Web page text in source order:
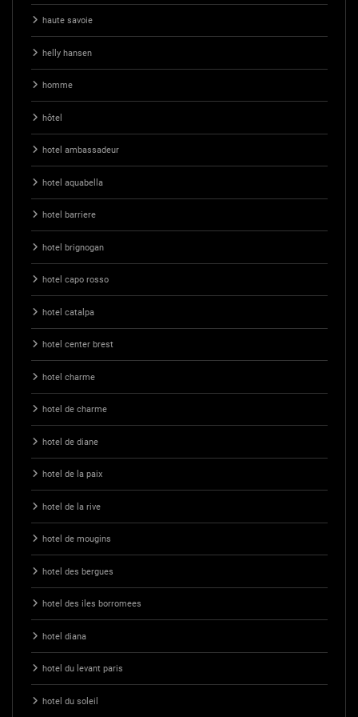
haute savoie
helly hansen
homme
hôtel
hotel ambassadeur
hotel aquabella
hotel barriere
hotel brignogan
hotel capo rosso
hotel catalpa
hotel center brest
hotel charme
hotel de charme
hotel de diane
hotel de la paix
hotel de la rive
hotel de mougins
hotel des bergues
hotel des iles borromees
hotel diana
hotel du levant paris
hotel du soleil